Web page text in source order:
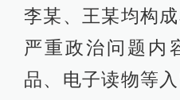
李某、王某均构
严重政治问题内
品、电子读物等